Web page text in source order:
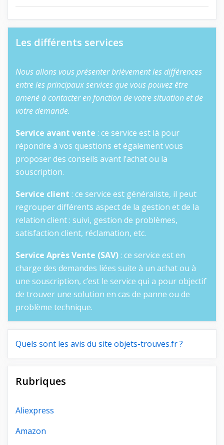
Les différents services
Nous allons vous présenter brièvement les différences
entre les principaux services que vous pouvez être
amené à contacter en fonction de votre situation et de
votre demande.
Service avant vente : ce service est là pour
répondre à vos questions et également vous
proposer des conseils avant l’achat ou la
souscription.
Service client : ce service est généraliste, il peut
regrouper différents aspect de la gestion et de la
relation client : suivi, gestion de problèmes,
satisfaction client, réclamation, etc.
Service Après Vente (SAV) : ce service est en
charge des demandes liées suite à un achat ou à
une souscription, c’est le service qui a pour objectif
de trouver une solution en cas de panne ou de
problème technique.
Quels sont les avis du site objets-trouves.fr ?
Rubriques
Aliexpress
Amazon